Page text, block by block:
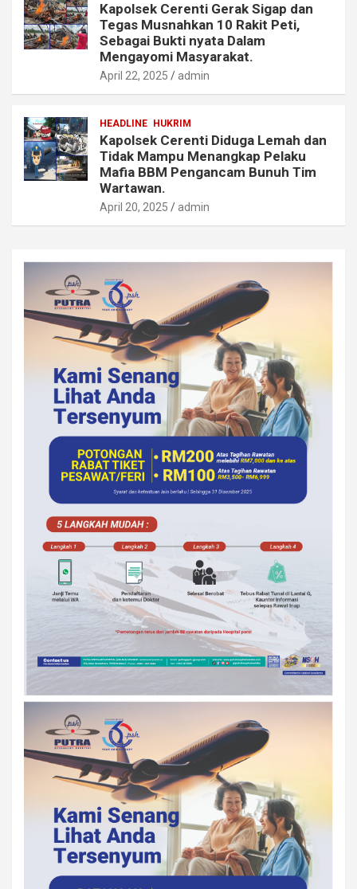
Kapolsek Cerenti Gerak Sigap dan
Tegas Musnahkan 10 Rakit Peti,
Sebagai Bukti nyata Dalam
Mengayomi Masyarakat.
April 22, 2025 admin
HEADLINE HUKRIM
Kapolsek Cerenti Diduga Lemah dan
Tidak Mampu Menangkap Pelaku
Mafia BBM Pengancam Bunuh Tim
Wartawan.
April 20, 2025 admin